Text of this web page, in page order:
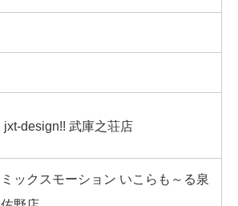
jxt-design!! 武庫之荘店
ミックスモーション いこらも～る泉